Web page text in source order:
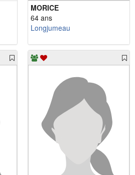
MORICE
64 ans
Longjumeau